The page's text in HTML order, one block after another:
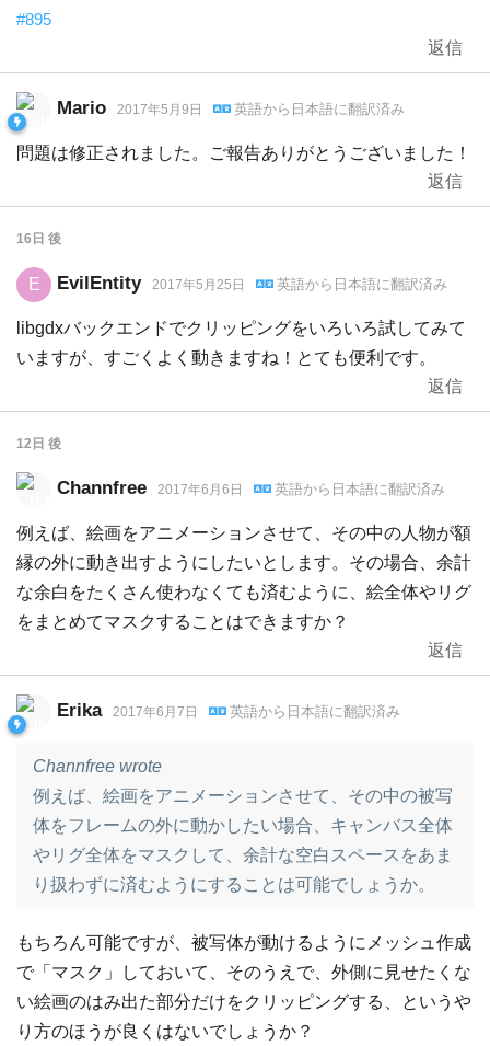
#895
返信
Mario 2017年5月9日 英語から 日本語に翻訳済み
問題は修正されました。ご報告ありがとうございました！
返信
16日 後
E EvilEntity 2017年5月25日 英語から 日本語に翻訳済み
libgdxバックエンドでクリッピングをいろいろ試してみて
いますが、すごくよく動きますね！とても便利です。
返信
12日 後
Channfree 2017年6月6日 英語から 日本語に翻訳済み
例えば、絵画をアニメーションさせて、その中の人物が額
縁の外に動き出すようにしたいとします。その場合、余計
な余白をたくさん使わなくても済むように、絵全体やリグ
をまとめてマスクすることはできますか？
返信
Erika 2017年6月7日 英語から 日本語に翻訳済み
Channfree wrote
例えば、絵画をアニメーションさせて、その中の被写
体をフレームの外に動かしたい場合、キャンバス全体
やリグ全体をマスクして、余計な空白スペースをあま
り扱わずに済むようにすることは可能でしょうか。
もちろん可能ですが、被写体が動けるようにメッシュ作成
で「マスク」しておいて、そのうえで、外側に見せたくな
い絵画のはみ出た部分だけをクリッピングする、というや
り方のほうが良くはないでしょうか？